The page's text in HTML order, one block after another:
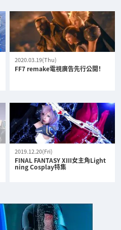
2020.03.19(Thu)
FF7 remake電視廣告先行公開！
2019.12.20(Fri)
FINAL FANTASY XIII女主角Light
ning Cosplay特集